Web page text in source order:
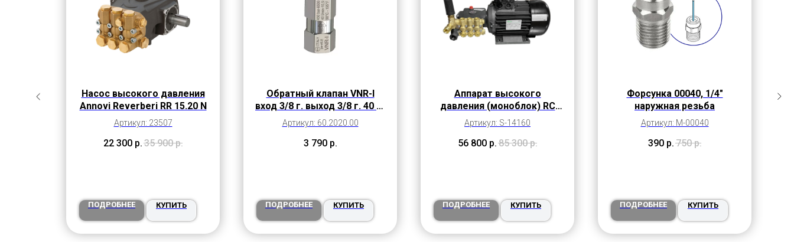
Насос высокого давления
Annovi Reverberi RR 15.20 N
Артикул: 23507
22 300 р.35 900 р.
ПОДРОБНЕЕ КУПИТЬ
Обратный клапан VNR-I
вход 3/8 г. выход 3/8 г. 40 л/
мин 450 бар нерж. сталь
Артикул: 60.2020.00
3 790 р.
ПОДРОБНЕЕ КУПИТЬ
Аппарат высокого
давления (моноблок) RC
14.16 BY-PASS (14 л/мин,
160 бар)
Артикул: S-14160
56 800 р.85 300 р.
ПОДРОБНЕЕ КУПИТЬ
Форсунка 00040, 1/4"
наружная резьба
Артикул: M-00040
390 р.750 р.
ПОДРОБНЕЕ КУПИТЬ